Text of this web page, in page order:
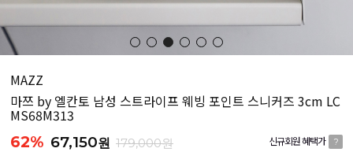
MAZZ
마쯔 by 엘칸토 남성 스트라이프 웨빙 포인트 스니커즈 3cm LC
MS68M313
62% 67,150원 179,000원 신규회원 혜택가 ?